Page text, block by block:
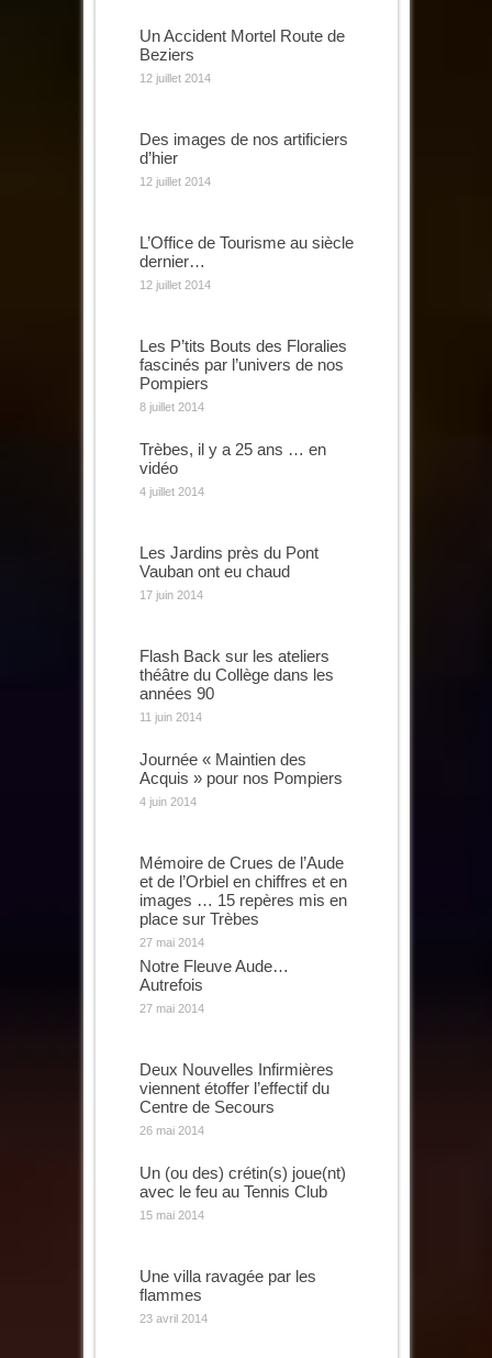
Un Accident Mortel Route de
Beziers
12 juillet 2014
Des images de nos artificiers
d’hier
12 juillet 2014
L’Office de Tourisme au siècle
dernier…
12 juillet 2014
Les P’tits Bouts des Floralies
fascinés par l’univers de nos
Pompiers
8 juillet 2014
Trèbes, il y a 25 ans … en
vidéo
4 juillet 2014
Les Jardins près du Pont
Vauban ont eu chaud
17 juin 2014
Flash Back sur les ateliers
théâtre du Collège dans les
années 90
11 juin 2014
Journée « Maintien des
Acquis » pour nos Pompiers
4 juin 2014
Mémoire de Crues de l’Aude
et de l’Orbiel en chiffres et en
images … 15 repères mis en
place sur Trèbes
27 mai 2014
Notre Fleuve Aude…
Autrefois
27 mai 2014
Deux Nouvelles Infirmières
viennent étoffer l’effectif du
Centre de Secours
26 mai 2014
Un (ou des) crétin(s) joue(nt)
avec le feu au Tennis Club
15 mai 2014
Une villa ravagée par les
flammes
23 avril 2014